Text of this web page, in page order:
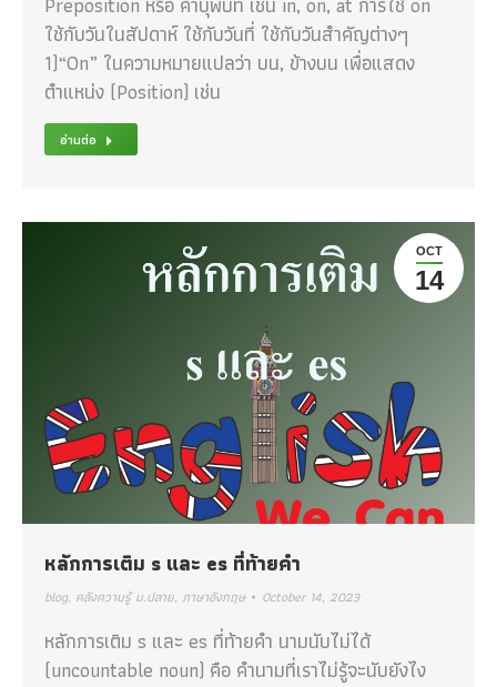
ใช้กับวันในสัปดาห์ ใช้กับวันที่ ใช้กับวันสำคัญต่างๆ
1)“On” ในความหมายแปลว่า บน, ข้างบน เพื่อแสดง
ตำแหน่ง (Position) เช่น
อ่านต่อ
OCT
14
หลักการเติม s และ es ที่ท้ายคำ
blog, คลังความรู้ ม.ปลาย, ภาษาอังกฤษ October 14, 2023
หลักการเติม s และ es ที่ท้ายคำ นามนับไม่ได้
(uncountable noun) คือ คำนามที่เราไม่รู้จะนับยังไง